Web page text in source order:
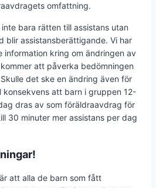
omfattning.
bara rätten till assistans utan
blir assistansberättigande. Vi har
information kring om ändringen av
att påverka bedömningen
det ske en ändring även för
att barn i gruppen 12-
dras av som föräldraavdrag för
30 minuter mer assistans per dag
att alla de barn som fått